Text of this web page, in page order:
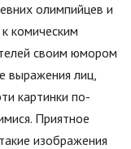
олимпийцев и
комическим
своим юмором
выражения лиц,
картинки по-
Приятное
изображения